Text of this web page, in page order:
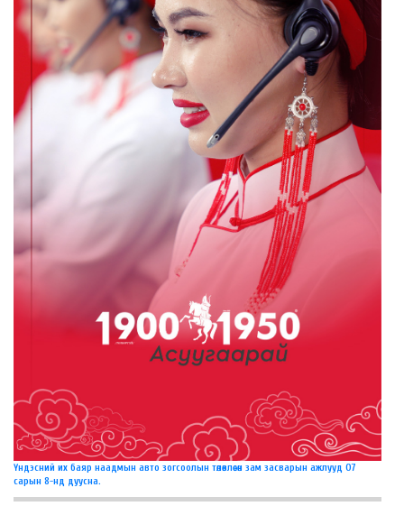
Үндэсний их баяр наадмын авто зогсоолын төлөвлөсөн зам засварын ажлууд 07
сарын 8-нд дуусна.